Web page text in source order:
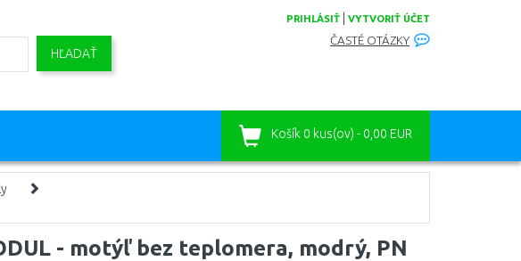
PRIHLÁSIŤ VYTVORIŤ ÚČET
ČASTÉ OTÁZKY
HĽADAŤ
Košík 0 kus(ov) - 0,00 EUR
- motýľ bez teplomera, modrý, PN